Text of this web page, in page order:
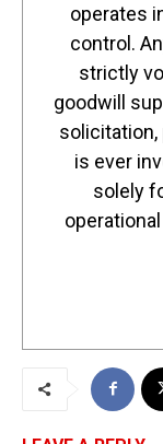
operates
control.
strictly
goodwill
is ever
solely